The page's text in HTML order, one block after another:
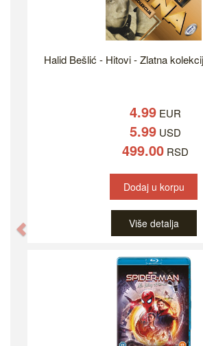
Halid Bešlić - Hitovi - Zlatna
4.99 EUR
5.99 USD
499.00 RSD
Dodaj u korpu
Više detalja